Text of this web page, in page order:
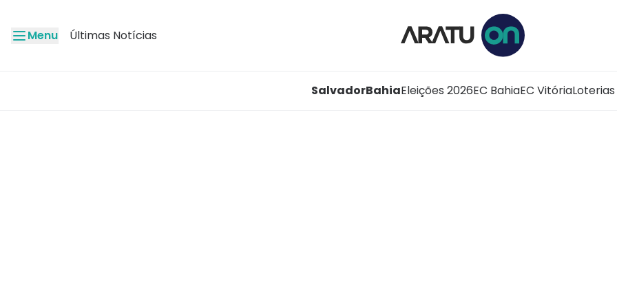
Menu Últimas Notícias
SalvadorBahiaEleições 2026EC BahiaEC VitóriaLoterias